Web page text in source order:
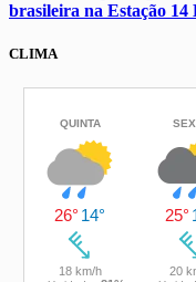
brasileira na Estação
CLIMA